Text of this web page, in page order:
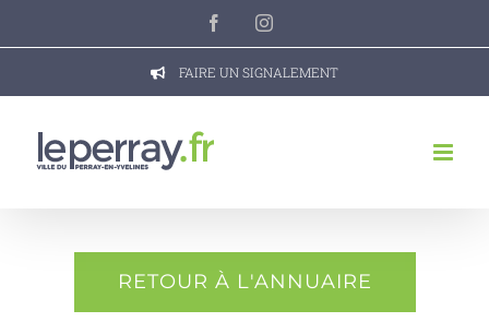
FacebookInstagram
FAIRE UN SIGNALEMENT
RETOUR À L'ANNUAIRE